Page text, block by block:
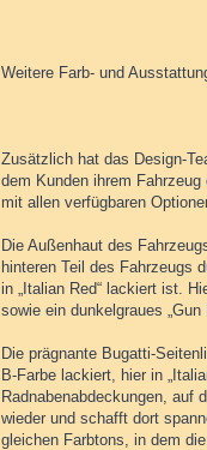
Weitere Farb- und
Zusätzlich hat das Design-
dem Kunden ihrem
mit allen verfügbaren
Die Außenhaut des
hinteren Teil des Fahrzeugs
in „Italian Red“ lackiert ist.
sowie ein dunkelgraues „Gun
Die prägnante Bugatti-
B-Farbe lackiert, hier in
Radnabenabdeckungen, auf
wieder und schafft dort
gleichen Farbtons, in dem